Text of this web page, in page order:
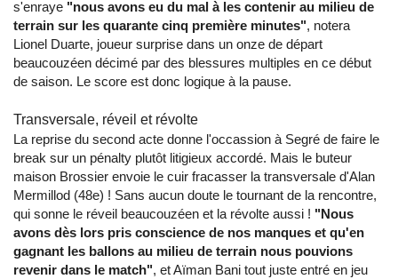
s'enraye "nous avons eu du mal à les contenir au milieu de
terrain sur les quarante cinq première minutes", notera
Lionel Duarte, joueur surprise dans un onze de départ
beaucouzéen décimé par des blessures multiples en ce début
de saison. Le score est donc logique à la pause.
Transversale, réveil et révolte
La reprise du second acte donne l'occassion à Segré de faire le
break sur un pénalty plutôt litigieux accordé. Mais le buteur
maison Brossier envoie le cuir fracasser la transversale d'Alan
Mermillod (48e) ! Sans aucun doute le tournant de la rencontre,
qui sonne le réveil beaucouzéen et la révolte aussi ! "Nous
avons dès lors pris conscience de nos manques et qu'en
gagnant les ballons au milieu de terrain nous pouvions
revenir dans le match", et Aïman Bani tout juste entré en jeu